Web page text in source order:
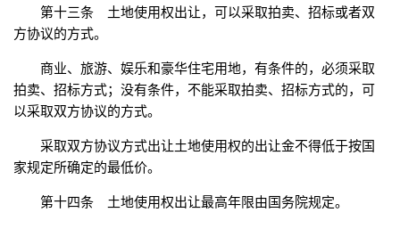
第十三条 土地使用权出让，可以采取拍卖、招标或者双
方协议的方式。
商业、旅游、娱乐和豪华住宅用地，有条件的，必须采取
拍卖、招标方式；没有条件，不能采取拍卖、招标方式的，可
以采取双方协议的方式。
采取双方协议方式出让土地使用权的出让金不得低于按国
家规定所确定的最低价。
第十四条 土地使用权出让最高年限由国务院规定。